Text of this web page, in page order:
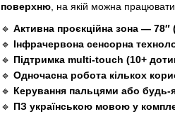
поверхню , на якій можна
🔹 Активна проєкційна зона —
🔹 Інфрачервона сенсорна
🔹 Підтримка multi-touch (10+
🔹 Одночасна робота кількох
🔹 Керування пальцями або
🔹 ПЗ українською мовою у